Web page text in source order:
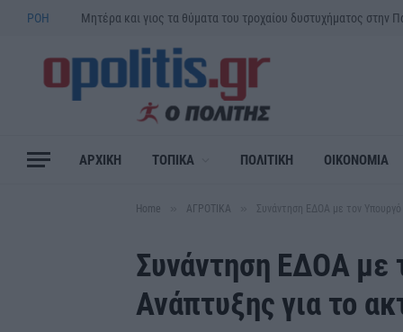
ΡΟΗ
ΑΡΧΙΚΗ ΤΟΠΙΚΑ ΠΟΛΙΤΙΚΗ ΟΙΚΟΝΟΜΙΑ
Home ΑΓΡΟΤΙΚΑ Συνάντηση ΕΔΟΑ με τον Υπουργό
Συνάντηση ΕΔΟΑ με
Ανάπτυξης για το